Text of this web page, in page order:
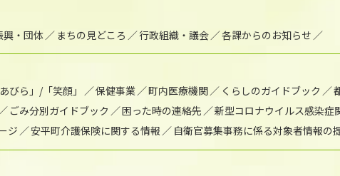
興・団体 まちの見どころ 行政組織・議会 各課からのお知らせ
びら」/「笑顔」 保健事業 町内医療機関 くらしのガイドブック
ごみ分別ガイドブック 困った時の連絡先
新型コロナウイルス感染症
ジ
安平町介護保険に関する情報 自衛官募集事務に係る対象者情報の